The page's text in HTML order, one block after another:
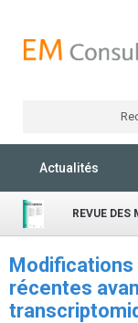
Actualités
REVUE
Modifications
récentes